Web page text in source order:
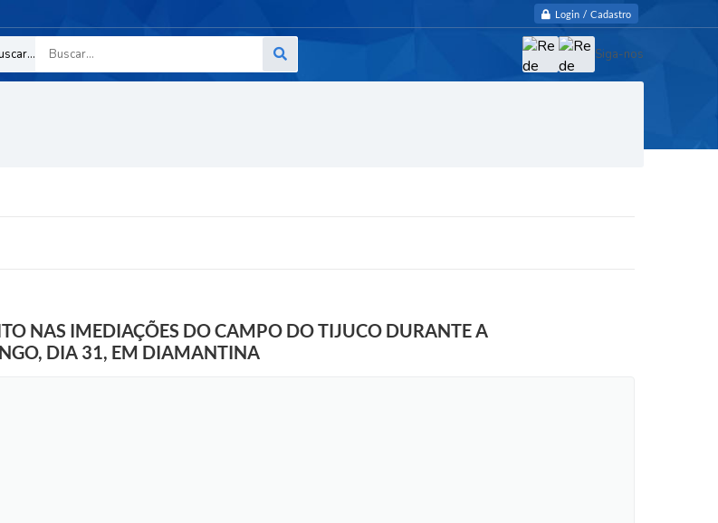
Login / Cadastro
Siga-nos
NAS IMEDIAÇÕES DO CAMPO DO TIJUCO DURANTE A
DIA 31, EM DIAMANTINA